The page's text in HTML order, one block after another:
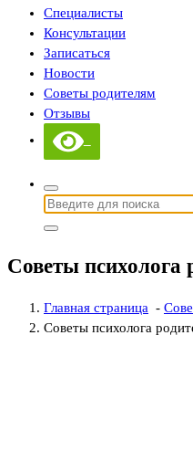
Специалисты
Консультации
Записаться
Новости
Советы родителям
Отзывы
Найти:
Советы психолога
Главная страница -
Советы психолога